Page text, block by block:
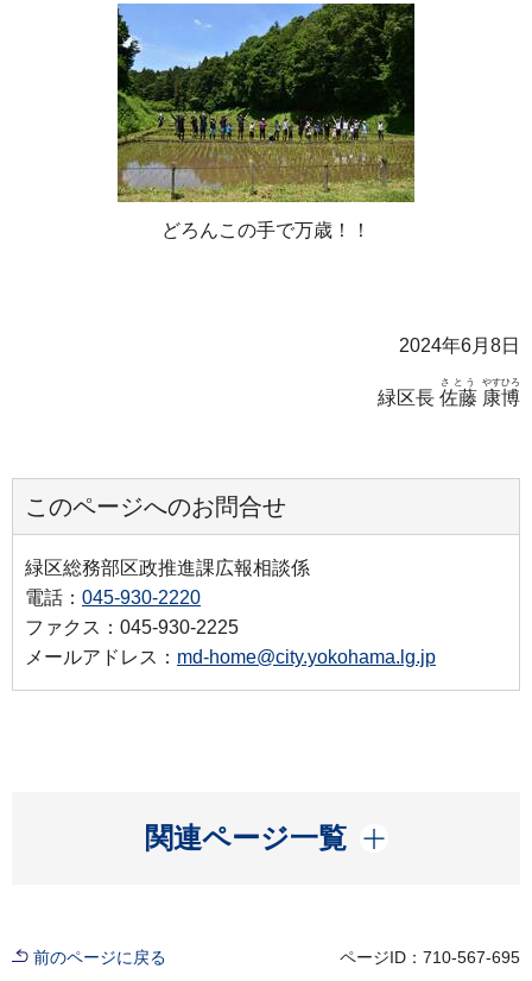
どろんこの手で万歳！！
2024年6月8日
緑区長 佐藤
さとう
康博
やすひろ
このページへのお問合せ
緑区総務部区政推進課広報相談係
電話： 045-930-2220
ファクス：045-930-2225
メールアドレス： md-home@city.yokohama.lg.jp
関連ページ一覧
開く
前のページに戻る ページID：710-567-695